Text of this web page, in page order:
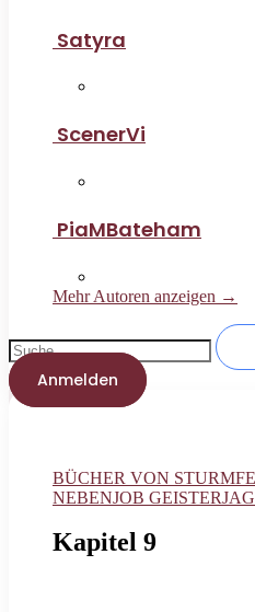
Satyra
ScenerVi
PiaMBateham
Mehr Autoren anzeigen →
Anmelden
BÜCHER VON
NEBENJOB
Kapitel 9